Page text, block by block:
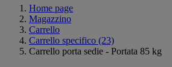
Home page
Magazzino
Carrello
Carrello specifico (23)
Carrello porta sedie - Portata 85 kg